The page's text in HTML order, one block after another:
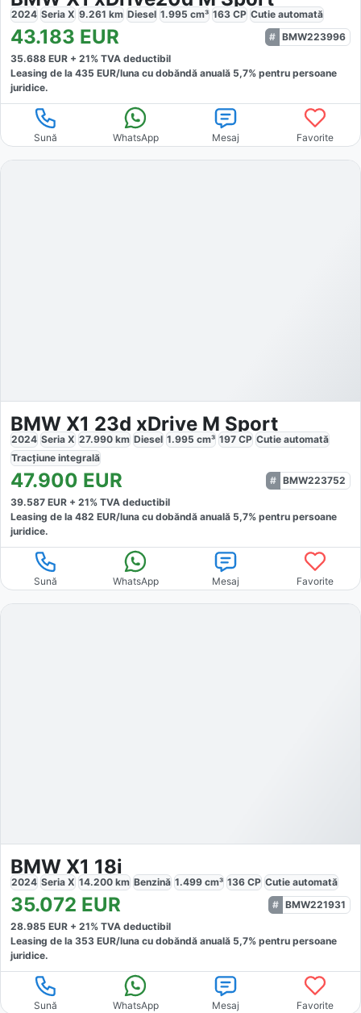
2024 Seria X 9.261 km Diesel 1.995 cm³ 163 CP Cutie automată
43.183 EUR
BMW223996
35.688 EUR + 21% TVA deductibil
Leasing de la 435 EUR/luna cu dobăndă anuală 5,7% pentru persoane
juridice.
Sună WhatsApp Mesaj Favorite
BMW X1 23d xDrive M Sport
2024 Seria X 27.990 km Diesel 1.995 cm³ 197 CP Cutie automată
Tracțiune integrală
47.900 EUR
BMW223752
39.587 EUR + 21% TVA deductibil
Leasing de la 482 EUR/luna cu dobăndă anuală 5,7% pentru persoane
juridice.
Sună WhatsApp Mesaj Favorite
BMW X1 18i
2024 Seria X 14.200 km Benzină 1.499 cm³ 136 CP Cutie automată
35.072 EUR
BMW221931
28.985 EUR + 21% TVA deductibil
Leasing de la 353 EUR/luna cu dobăndă anuală 5,7% pentru persoane
juridice.
Sună WhatsApp Mesaj Favorite